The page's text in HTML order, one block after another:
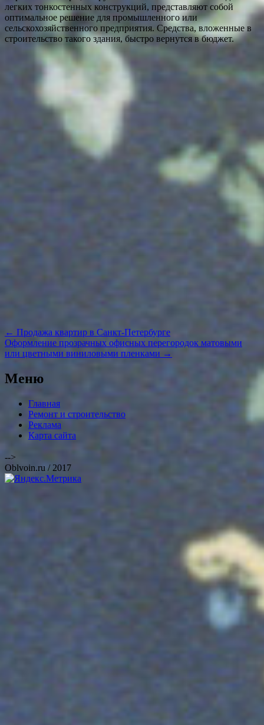
легких тонкостенных конструкций, представляют собой
оптимальное решение для промышленного или
сельскохозяйственного предприятия. Средства, вложенные в
строительство такого здания, быстро вернутся в бюджет.
Навигация
по
записям
← Продажа квартир в Санкт-Петербурге
Оформление прозрачных офисных перегородок матовыми
или цветными виниловыми пленками →
Меню
Главная
Ремонт и строительство
Реклама
Карта сайта
-->
Oblvoin.ru / 2017